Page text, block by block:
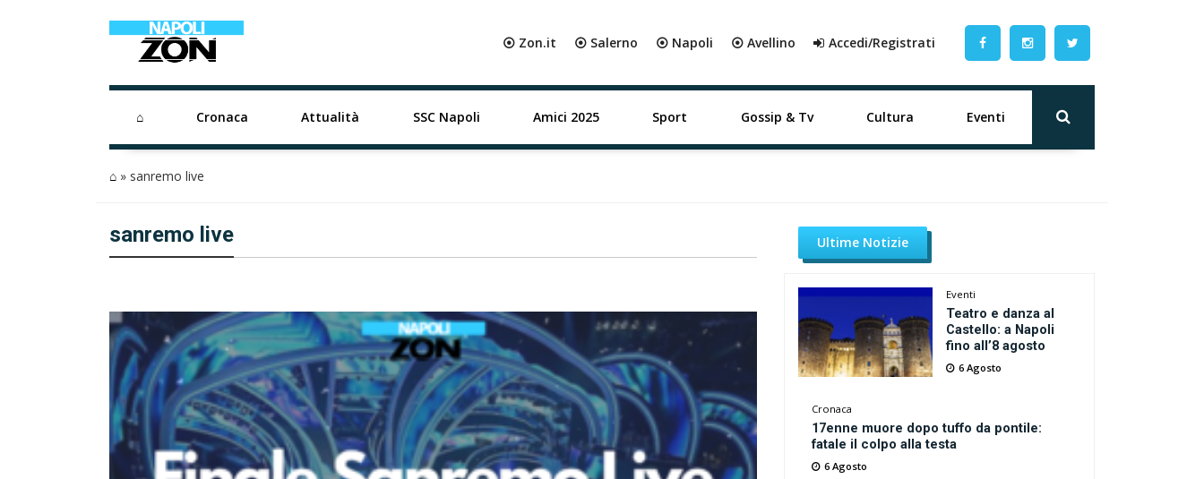
⦿ Zon.it ⦿ Salerno ⦿ Napoli ⦿ Avellino Accedi/Registrati
⌂ Cronaca Attualità SSC Napoli Amici 2025 Sport Gossip & Tv Cultura Eventi
⌂ » sanremo live
sanremo live Ultime Notizie
Eventi
Teatro e danza al
Castello: a Napoli
fino all’8 agosto
6 Agosto
Cronaca
17enne muore dopo tuffo da pontile:
fatale il colpo alla testa
6 Agosto